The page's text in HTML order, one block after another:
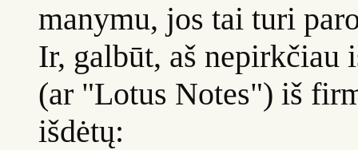
manymu, jos tai turi
Ir, galbūt, aš nepirkčiau
(ar "Lotus Notes") iš
išdėtų: